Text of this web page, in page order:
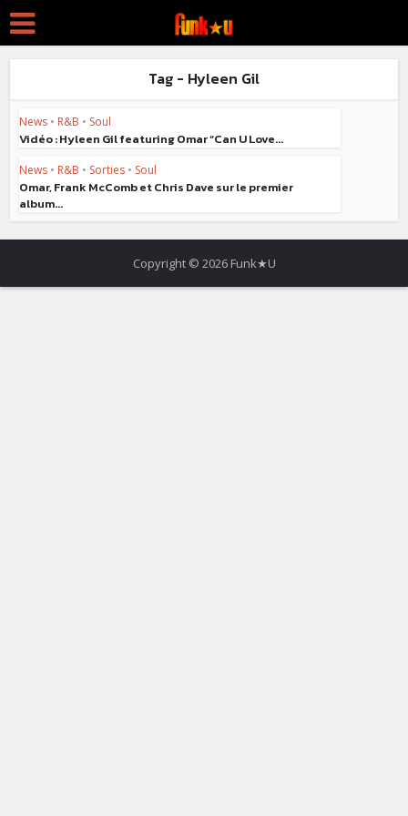
Tag - Hyleen Gil
News • R&B • Soul
Vidéo : Hyleen Gil featuring Omar “Can U Love...
News • R&B • Sorties • Soul
Omar, Frank McComb et Chris Dave sur le premier
album...
Copyright © 2026 Funk★U